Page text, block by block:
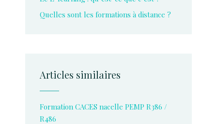
Quelles sont les formations à distance ?
Articles similaires
Formation CACES nacelle PEMP R386 /
R486